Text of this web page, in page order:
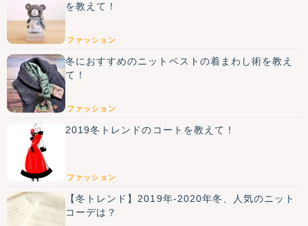
を教えて！
ファッション
冬におすすめのニットベストの着まわし術を教え
て！
ファッション
2019冬トレンドのコートを教えて！
ファッション
【冬トレンド】2019年-2020年冬、人気のニット
コーデは？